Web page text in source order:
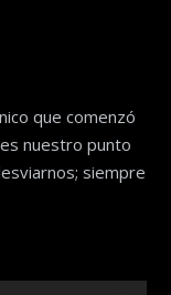
que comenzó
nuestro punto
siempre